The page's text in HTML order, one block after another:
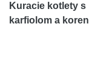
Kuracie kotlety s
karfiolom a